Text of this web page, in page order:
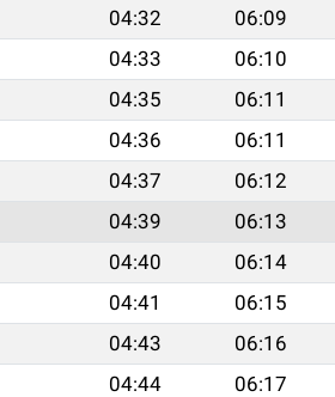
04:32 06:09
04:33 06:10
04:35 06:11
04:36 06:11
04:37 06:12
04:39 06:13
04:40 06:14
04:41 06:15
04:43 06:16
04:44 06:17